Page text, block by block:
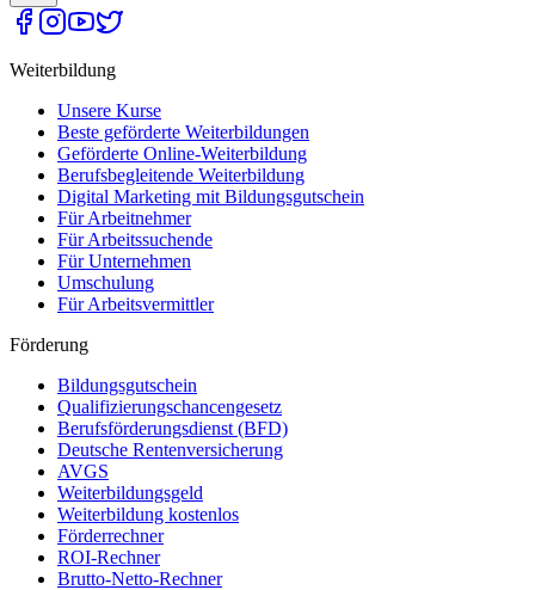
Weiterbildung
Unsere Kurse
Beste geförderte Weiterbildungen
Geförderte Online-Weiterbildung
Berufsbegleitende Weiterbildung
Digital Marketing mit Bildungsgutschein
Für Arbeitnehmer
Für Arbeitssuchende
Für Unternehmen
Umschulung
Für Arbeitsvermittler
Förderung
Bildungsgutschein
Qualifizierungschancengesetz
Berufsförderungsdienst (BFD)
Deutsche Rentenversicherung
AVGS
Weiterbildungsgeld
Weiterbildung kostenlos
Förderrechner
ROI-Rechner
Brutto-Netto-Rechner